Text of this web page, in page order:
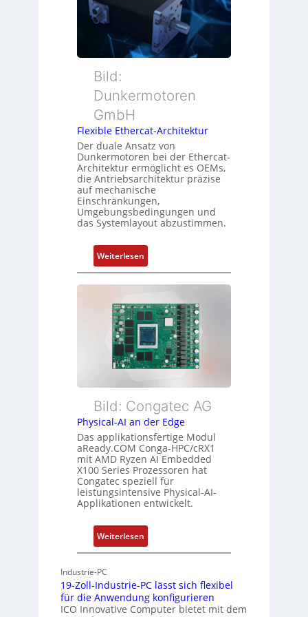
c
h
g
e
u
u
n
d
Z
u
s
t
d
b
e
r
w
a
u
n
g
t
e
y
s
o
r
g
t
f
ü
m
e
h
L
e
i
s
t
n
g
Bild:
Dunkermotoren
GmbH
Flexible Ethercat-Architektur
Der duale Ansatz von
Dunkermotoren bei der Ethercat-
Architektur ermöglicht es OEMs,
die Antriebsarchitektur präzise
auf mechanische
Einschränkungen,
Umgebungsbedingungen und
das Systemlayout abzustimmen.
Weiterlesen:
F
l
x
i
b
l
e
E
h
e
r
c
a
t
-
r
c
t
e
Bild: Congatec AG
Physical-AI an der Edge
Das applikationsfertige Modul
aReady.COM Conga-HPC/cRX1
mit AMD Ryzen AI Embedded
X100 Series Prozessoren hat
Congatec speziell für
leistungsintensive Physical-AI-
Applikationen entwickelt.
Weiterlesen:
P
s
i
Industrie-PC
19-Zoll-Industrie-PC lässt sich flexibel
für die Anwendung konfigurieren
ICO Innovative Computer bietet mit dem